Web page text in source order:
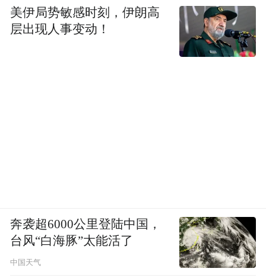
美伊局势敏感时刻，伊朗高
层出现人事变动！
奔袭超6000公里登陆中国，
台风“白海豚”太能活了
中国天气